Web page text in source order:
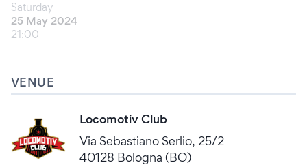
Saturday
25 May 2024
21:00
VENUE
Locomotiv Club
Via Sebastiano Serlio, 25/2
40128 Bologna (BO)